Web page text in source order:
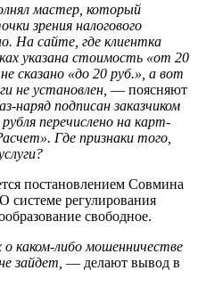
мастер, который
зрения налогового
На сайте, где клиентка
указана стоимость «от 20
сказано «до 20 руб.», а вот
не установлен, — поясняют
наряд подписан заказчиком
перечислено на карт-
Где признаки того,
постановлением Совмина
системе регулирования
свободное.
каком-либо мошенничестве
зайдет, — делают вывод в